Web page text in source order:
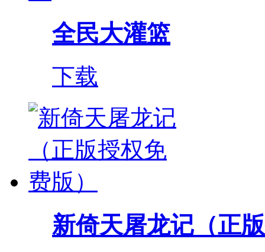
全民大灌篮
下载
新倚天屠龙记（正